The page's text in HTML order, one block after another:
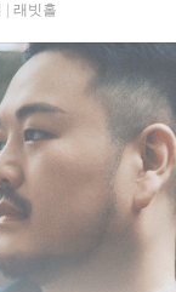
래빗홀